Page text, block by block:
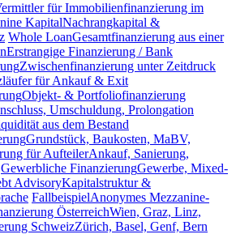
für Immobilienfinanzierung im
KapitalNachrangkapital &
Whole LoanGesamtfinanzierung aus einer
Erstrangige Finanzierung / Bank
Zwischenfinanzierung unter Zeitdruck
für Ankauf & Exit
Objekt- & Portfoliofinanzierung
Umschuldung, Prolongation
aus dem Bestand
Grundstück, Baukosten, MaBV,
für AufteilerAnkauf, Sanierung,
Gewerbliche FinanzierungGewerbe, Mixed-
AdvisoryKapitalstruktur &
FallbeispielAnonymes Mezzanine-
ÖsterreichWien, Graz, Linz,
SchweizZürich, Basel, Genf, Bern